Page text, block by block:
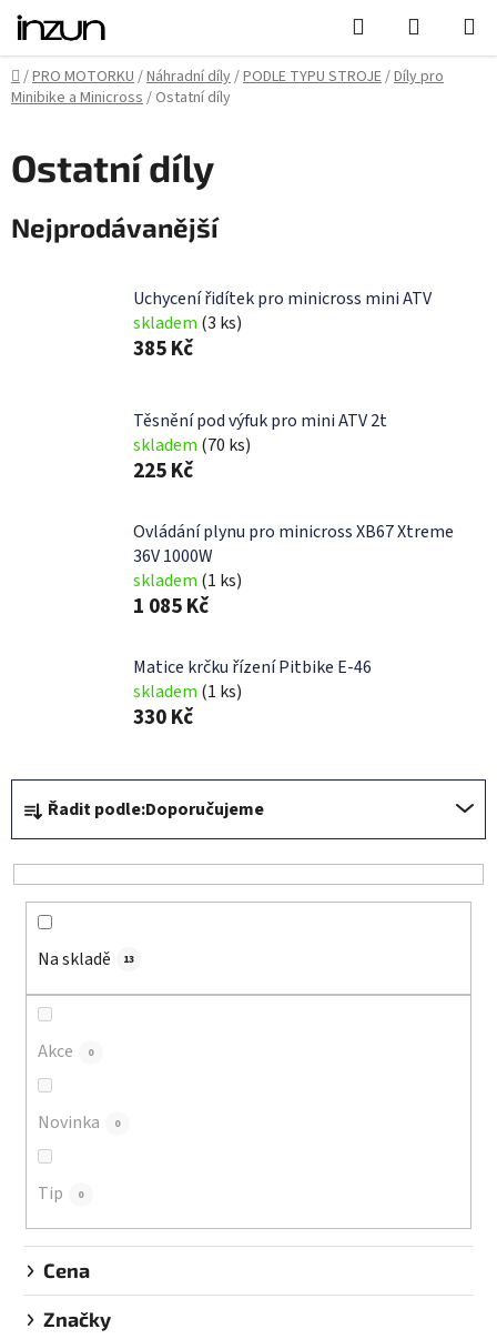
Přejít
obsah
Hledat
KOŠÍK
Domů
/PRO MOTORKU/Náhradní díly/PODLE TYPU STROJE/Díly pro
Minibike a Minicross/ Ostatní díly
Ostatní díly
Nejprodávanější
Uchycení řidítek pro minicross mini ATV
skladem (3 ks)
385 Kč
Těsnění pod výfuk pro mini ATV 2t
skladem (70 ks)
225 Kč
Ovládání plynu pro minicross XB67 Xtreme
36V 1000W
skladem (1 ks)
1 085 Kč
Matice krčku řízení Pitbike E-46
skladem (1 ks)
330 Kč
Ř
a
z
e
Řadit podle:Doporučujeme
Na skladě 13
Akce 0
Novinka 0
Tip 0
Cena
Značky